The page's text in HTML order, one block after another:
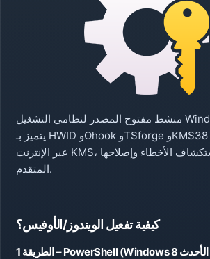
منشط مفتوح المصدر لنظامي التشغيل Windows وOffice
يتميز بـ HWID وOhook وTSforge وKMS38 وطرق التنشيط
عبر الإنترنت KMS، بالإضافة إلى استكشاف الأخطاء وإصلاحها
المتقدم.
كيفية تفعيل الويندوز/الأوفيس؟